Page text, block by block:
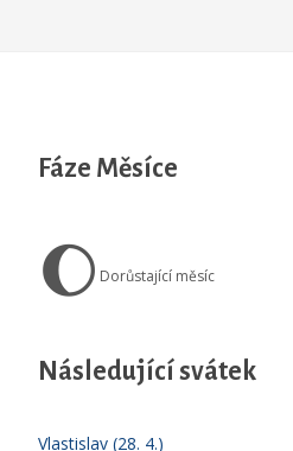
Fáze Měsíce
🌔 Dorůstající měsíc
Následující svátek
Vlastislav (28. 4.)